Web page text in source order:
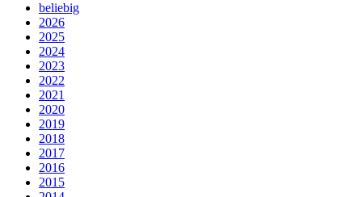
beliebig
2026
2025
2024
2023
2022
2021
2020
2019
2018
2017
2016
2015